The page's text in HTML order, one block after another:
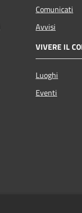
Comunicati
Avvisi
VIVERE IL
Luoghi
Eventi